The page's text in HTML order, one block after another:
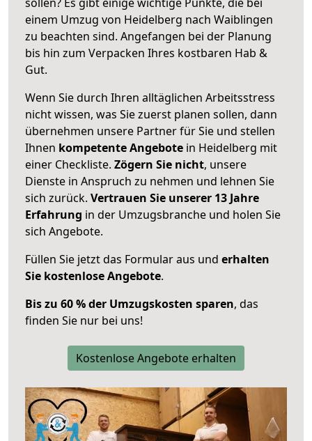
einem Umzug von Heidelberg nach Waiblingen
zu beachten sind. Angefangen bei der Planung
bis hin zum Verpacken Ihres kostbaren Hab &
Gut.
Wenn Sie durch Ihren alltäglichen Arbeitsstress
nicht wissen, was Sie zuerst planen sollen, dann
übernehmen unsere Partner für Sie und stellen
Ihnen kompetente Angebote in Heidelberg mit
einer Checkliste. Zögern Sie nicht, unsere
Dienste in Anspruch zu nehmen und lehnen Sie
sich zurück. Vertrauen Sie unserer 13 Jahre
Erfahrung in der Umzugsbranche und holen Sie
sich Angebote.
Füllen Sie jetzt das Formular aus und erhalten
Sie kostenlose Angebote.
Bis zu 60 % der Umzugskosten sparen, das
finden Sie nur bei uns!
Kostenlose Angebote erhalten